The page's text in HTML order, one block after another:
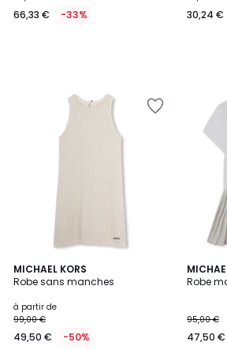
66,33 € -33% 30,24 €
MICHAEL KORS
Robe sans manches
à partir de
99,00 €
49,50 € -50%
Robe
95,00 €
47,50 €